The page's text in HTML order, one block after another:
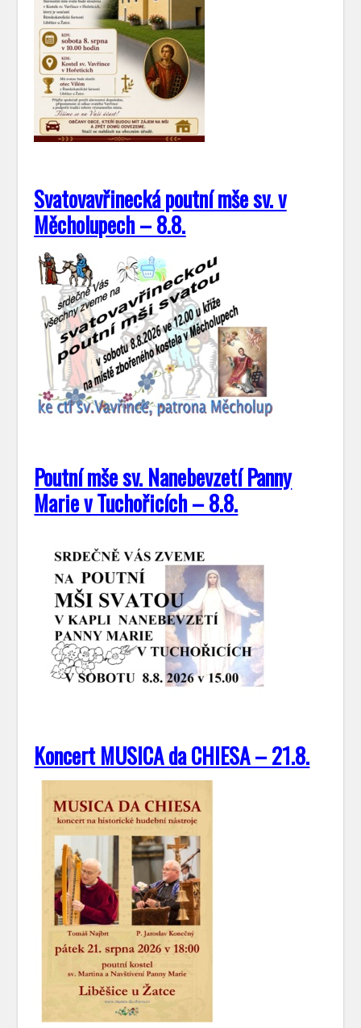
Svatovavřinecká poutní mše sv. v
Měcholupech – 8.8.
Poutní mše sv. Nanebevzetí Panny
Marie v Tuchořicích – 8.8.
Koncert MUSICA da CHIESA – 21.8.